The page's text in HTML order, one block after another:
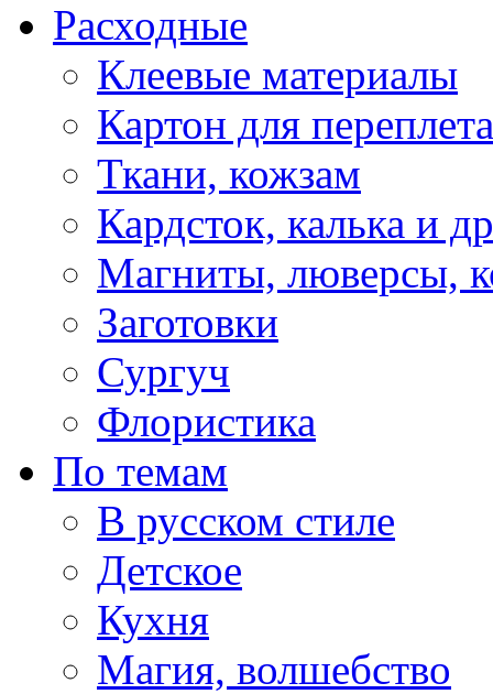
Расходные
Клеевые материалы
Картон для переплета
Ткани, кожзам
Кардсток, калька и
Магниты, люверсы,
Заготовки
Сургуч
Флористика
По темам
В русском стиле
Детское
Кухня
Магия, волшебство